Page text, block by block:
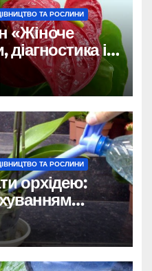
ТА РОСЛИНИ
«Жіноче
і
ТА РОСЛИНИ
орхідею: